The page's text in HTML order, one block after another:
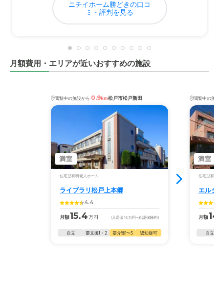
料金費用について
ニチイホーム勝どきの口コ
ミ・評判を見る
月額費用・エリアが近いおすすめの施設
閲覧中の施設から 0.9km松戸市松戸新田
満室
住宅型有料老人ホーム
ライブラリ松戸上本郷
4.4
月額15.4万円 (入居金15万円 +介護保険料)
自立 要支援1・2 要介護1〜5 認知症可
閲覧中の施
満室
住宅型有料
エル
月額
自立